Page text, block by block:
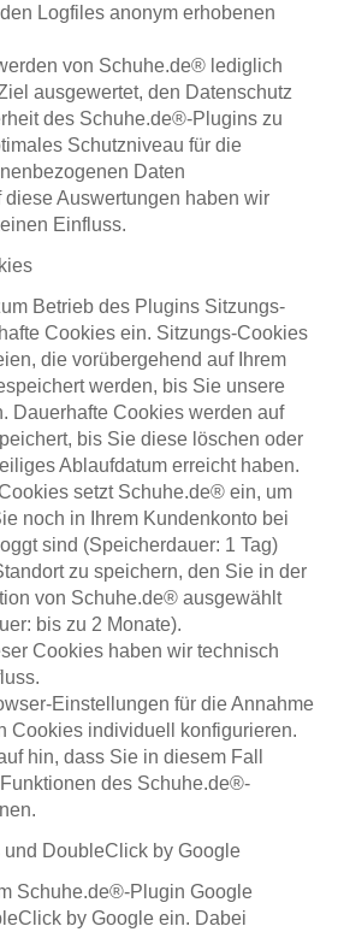
Logfiles anonym erhobenen
von Schuhe.de® lediglich
ausgewertet, den Datenschutz
des Schuhe.de®-Plugins zu
Schutzniveau für die
Daten
Auswertungen haben wir
Einfluss.
Betrieb des Plugins Sitzungs-
Cookies ein. Sitzungs-Cookies
die vorübergehend auf Ihrem
werden, bis Sie unsere
Dauerhafte Cookies werden auf
bis Sie diese löschen oder
Ablaufdatum erreicht haben.
setzt Schuhe.de® ein, um
noch in Ihrem Kundenkonto bei
sind (Speicherdauer: 1 Tag)
zu speichern, den Sie in der
von Schuhe.de® ausgewählt
bis zu 2 Monate).
Cookies haben wir technisch
Einstellungen für die Annahme
Cookies individuell konfigurieren.
hin, dass Sie in diesem Fall
des Schuhe.de®-
DoubleClick by Google
Schuhe.de®-Plugin Google
by Google ein. Dabei